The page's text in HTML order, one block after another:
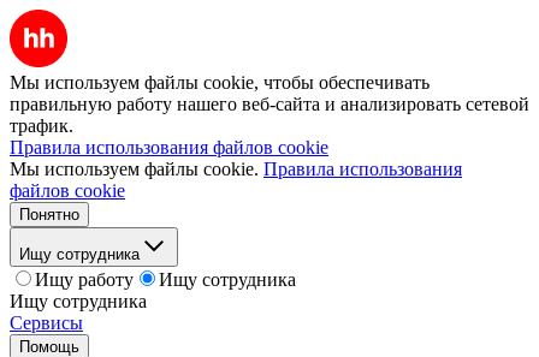
Мы используем файлы cookie, чтобы обеспечивать
правильную работу нашего веб-сайта и анализировать сетевой
трафик.
Правила использования файлов cookie
Мы используем файлы cookie. Правила использования
файлов cookie
Понятно
Ищу сотрудника
Ищу работу
Ищу сотрудника
Ищу сотрудника
Сервисы
Помощь